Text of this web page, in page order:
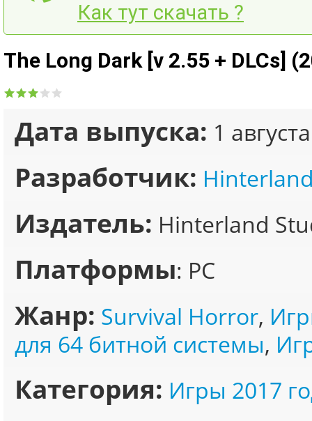
Как тут скачать ?
The Long Dark [v 2.55 + DLCs]
Дата выпуска: 1
Разработчик:
Издатель: Hinterland
Платформы: PC
Жанр: Survival Horror,
для 64 битной системы,
Категория: Игры 2017